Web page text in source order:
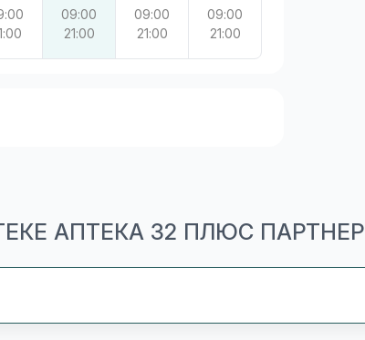
09:00
21:00
09:00
21:00
09:00
21:00
АПТЕКА 32 ПЛЮС ПАРТНЕР